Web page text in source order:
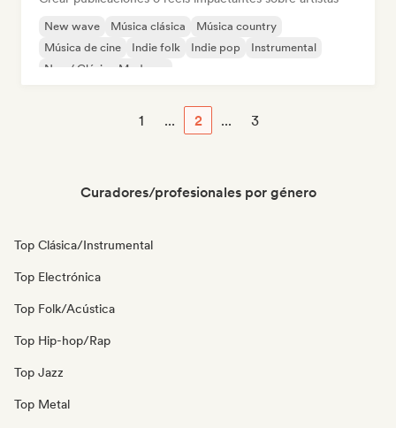
New wave Música clásica
Música country
Música de cine
Indie folk Indie pop
Instrumental
Neo / Clásico Moderno
1 ... 2 ... 3
Curadores/profesionales por género
Top Clásica/Instrumental
Top Electrónica
Top Folk/Acústica
Top Hip-hop/Rap
Top Jazz
Top Metal